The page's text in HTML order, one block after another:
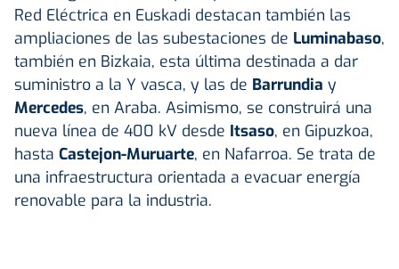
Red Eléctrica en Euskadi destacan también las
ampliaciones de las subestaciones de Luminabaso,
también en Bizkaia, esta última destinada a dar
suministro a la Y vasca, y las de Barrundia y
Mercedes, en Araba. Asimismo, se construirá una
nueva línea de 400 kV desde Itsaso, en Gipuzkoa,
hasta Castejon-Muruarte, en Nafarroa. Se trata de
una infraestructura orientada a evacuar energía
renovable para la industria.